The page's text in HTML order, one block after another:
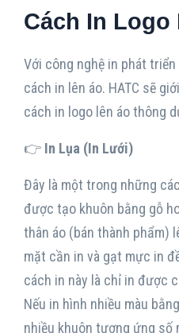
Cách In Logo
Với công nghệ in phát
cách in lên áo. HATC sẽ
cách in logo lên áo thông
👉 In Lụa (In Lưới)
Đây là một trong những
được tạo khuôn bằng gỗ
thân áo (bán thành phẩm)
mặt cần in và gạt mực in
cách in này là chỉ in được
Nếu in hình nhiều màu
nhiều khuôn tương ứng số